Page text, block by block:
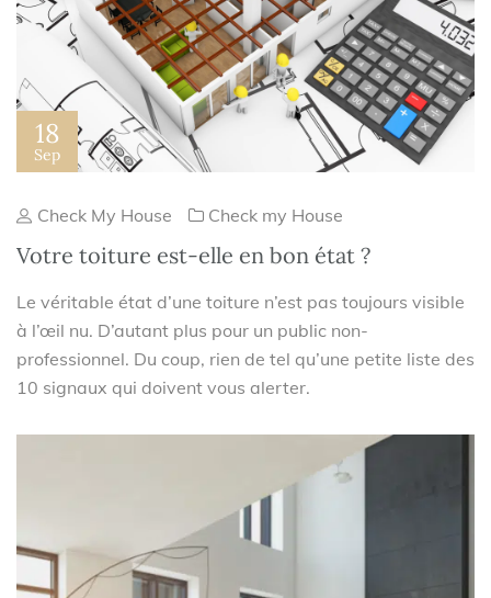
18
Sep
Check My House Check my House
Votre toiture est-elle en bon état ?
Le véritable état d’une toiture n’est pas toujours visible
à l’œil nu. D’autant plus pour un public non-
professionnel. Du coup, rien de tel qu’une petite liste des
10 signaux qui doivent vous alerter.